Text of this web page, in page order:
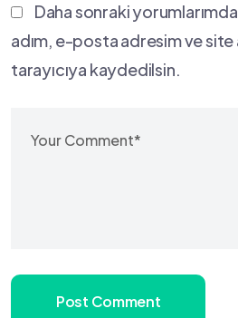
Daha sonraki yorumlarımda
adım, e-posta adresim ve site
tarayıcıya kaydedilsin.
Post Comment